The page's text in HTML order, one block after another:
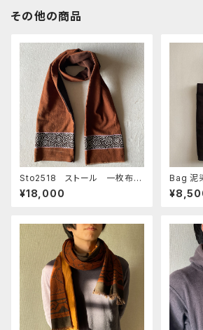
その他の商品
Sto2518 ストール 一枚布の
両サイドに刺繍 裏側アマゾン
の泥染め黒と焦茶 １５０x１７
¥18,000
Bag 泥
9x32cm
繍